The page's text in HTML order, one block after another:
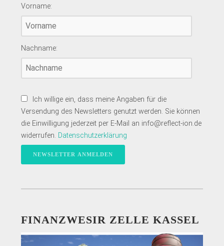
Vorname:
Nachname:
Ich willige ein, dass meine Angaben für die
Versendung des Newsletters genutzt werden. Sie können
die Einwilligung jederzeit per E-Mail an info@reflect-ion.de
widerrufen. Datenschutzerklärung
FINANZWESIR ZELLE KASSEL